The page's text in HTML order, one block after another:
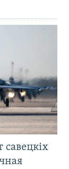
савецкіх